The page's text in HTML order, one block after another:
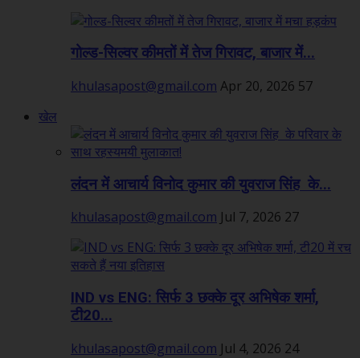
गोल्ड-सिल्वर कीमतों में तेज गिरावट, बाजार में...
khulasapost@gmail.com Apr 20, 2026 57
खेल
लंदन में आचार्य विनोद कुमार की युवराज सिंह के...
khulasapost@gmail.com Jul 7, 2026 27
IND vs ENG: सिर्फ 3 छक्के दूर अभिषेक शर्मा,
टी20...
khulasapost@gmail.com Jul 4, 2026 24